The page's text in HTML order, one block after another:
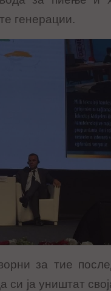
генерации.
за тие
си ја уништат